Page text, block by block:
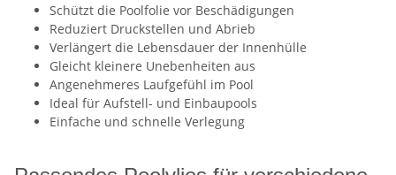
Schützt die Poolfolie vor Beschädigungen
Reduziert Druckstellen und Abrieb
Verlängert die Lebensdauer der Innenhülle
Gleicht kleinere Unebenheiten aus
Angenehmeres Laufgefühl im Pool
Ideal für Aufstell- und Einbaupools
Einfache und schnelle Verlegung